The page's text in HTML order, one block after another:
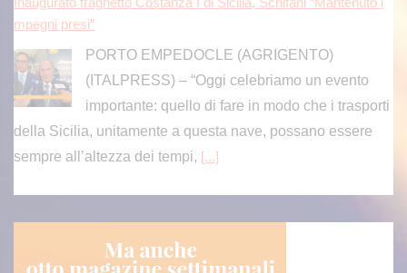
mpegni presi”
PORTO EMPEDOCLE (AGRIGENTO)
(ITALPRESS) – “Oggi celebriamo un evento
importante: quello di fare in modo che i trasporti
della Sicilia, unitamente a questa nave, possano essere
sempre all’altezza dei tempi, [...]